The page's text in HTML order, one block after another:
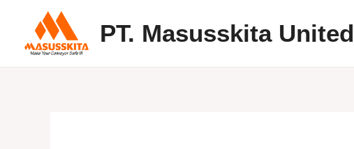
content
PT. Masusskita United